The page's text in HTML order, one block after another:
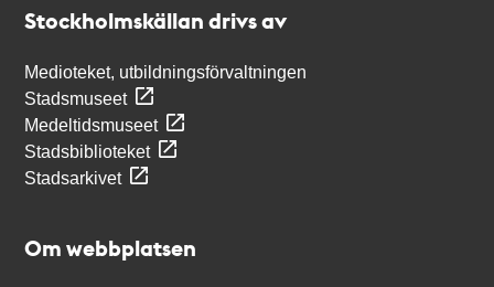
Stockholmskällan drivs av
Medioteket, utbildningsförvaltningen
Stadsmuseet
Medeltidsmuseet
Stadsbiblioteket
Stadsarkivet
Om webbplatsen